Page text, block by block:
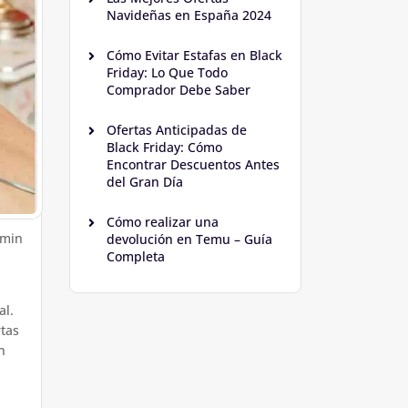
Navideñas en España 2024
Cómo Evitar Estafas en Black
Friday: Lo Que Todo
Comprador Debe Saber
Ofertas Anticipadas de
Black Friday: Cómo
Encontrar Descuentos Antes
del Gran Día
Cómo realizar una
devolución en Temu – Guía
Completa